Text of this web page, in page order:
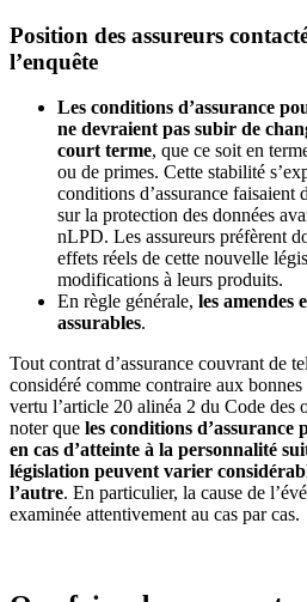
Position des assureurs
l’enquête
Les conditions d’assurance
ne devraient pas subir de
court terme, que ce soit en
ou de primes. Cette stabilité
conditions d’assurance faisaient
sur la protection des données
nLPD. Les assureurs préfèrent
effets réels de cette nouvelle
modifications à leurs produits.
En règle générale, les amendes
assurables.
Tout contrat d’assurance couvrant de
considéré comme contraire aux
vertu l’article 20 alinéa 2 du Code des
noter que les conditions
en cas d’atteinte à la personnalité
législation peuvent varier
l’autre. En particulier, la cause de
examinée attentivement au cas par cas.